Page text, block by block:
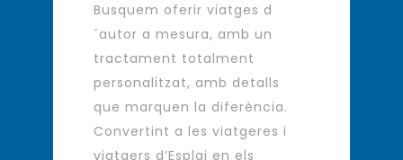
Busquem oferir viatges d
´autor a mesura, amb un
tractament totalment
personalitzat, amb detalls
que marquen la diferència.
Convertint a les viatgeres i
viatgers d’Esplai en els